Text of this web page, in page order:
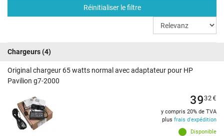
Réinitialiser le filtre
Chargeurs(4)
Original chargeur 65 watts normal avec adaptateur pour HP
Pavilion g7-2000
Disponible
3932€
y compris 20% de TVA
plus frais d'expédition